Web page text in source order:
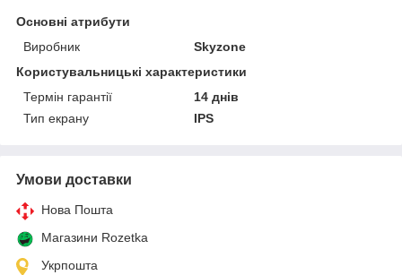
Основні атрибути
Виробник
Skyzone
Користувальницькі характеристики
Термін гарантії
14 днів
Тип екрану
IPS
Умови доставки
Нова Пошта
Магазини Rozetka
Укрпошта